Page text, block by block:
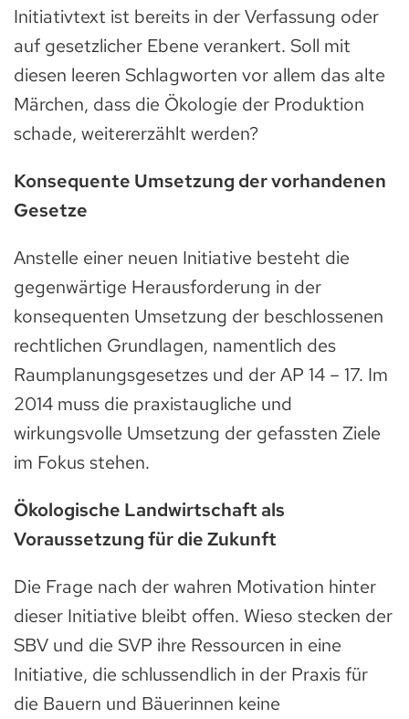
Initiativtext ist bereits in der Verfassung oder
auf gesetzlicher Ebene verankert. Soll mit
diesen leeren Schlagworten vor allem das alte
Märchen, dass die Ökologie der Produktion
schade, weitererzählt werden?
Konsequente Umsetzung der vorhandenen
Gesetze
Anstelle einer neuen Initiative besteht die
gegenwärtige Herausforderung in der
konsequenten Umsetzung der beschlossenen
rechtlichen Grundlagen, namentlich des
Raumplanungsgesetzes und der AP 14 – 17. Im
2014 muss die praxistaugliche und
wirkungsvolle Umsetzung der gefassten Ziele
im Fokus stehen.
Ökologische Landwirtschaft als
Voraussetzung für die Zukunft
Die Frage nach der wahren Motivation hinter
dieser Initiative bleibt offen. Wieso stecken der
SBV und die SVP ihre Ressourcen in eine
Initiative, die schlussendlich in der Praxis für
die Bauern und Bäuerinnen keine